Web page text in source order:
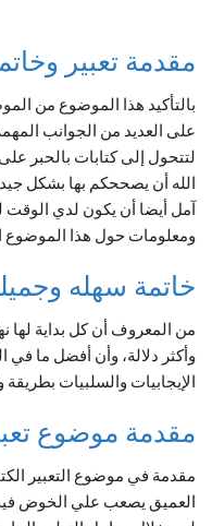
مقدمة تعبير
بالتأكيد هذا الموضوع من
على العديد من الجوانب
لتتحول إلى كتابات بالحبر
الله أن يصححكم بها بشكل
آمل أيضا أن يكون لدي الوقت
ومعلومات حول هذا الموضوع
خاتمة سهله
من المعروف أن كل بداية لها
وأكثر دلالة، وأن أفضل ما في
الإيجابيات والسلبيات
مقدمة موضوع
مقدمة في موضوع التعبير
العميق يصعب علي الخوض